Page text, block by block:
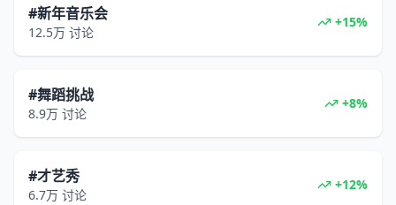
#新年音乐会
12.5万 讨论
+15%
#舞蹈挑战
8.9万 讨论
+8%
#才艺秀
6.7万 讨论
+12%